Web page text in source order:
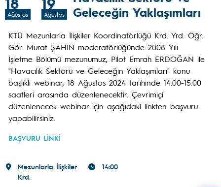
Ağustos Ağustos
Geleceğin Yaklaşımları
KTÜ Mezunlarla İlişkiler Koordinatörlüğü Krd. Yrd. Öğr.
Gör. Murat ŞAHİN moderatörlüğünde 2008 Yılı
İşletme Bölümü mezunumuz, Pilot Emrah ERDOĞAN ile
"Havacılık Sektörü ve Geleceğin Yaklaşımları" konu
başlıklı webinar, 18 Ağustos 2024 tarihinde 14.00-15.00
saatleri arasında düzenlenecektir. Çevrimiçi
düzenlenecek webinar için aşağıdaki linkten başvuru
yapabilirsiniz.
BAŞVURU LİNKİ
Mezunlarla İlişkiler
Krd.
14:00